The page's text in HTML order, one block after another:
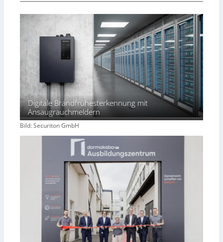
Digitale Brandfrühesterkennung mit
Ansaugrauchmeldern
Bild: Securiton GmbH